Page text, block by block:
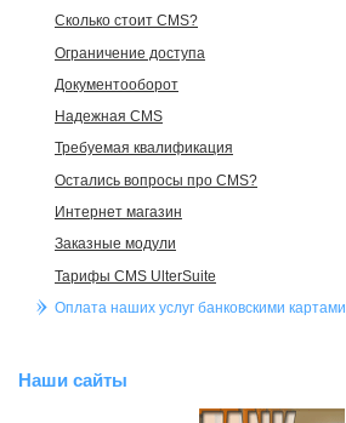
Сколько стоит CMS?
Ограничение доступа
Документооборот
Надежная CMS
Требуемая квалификация
Остались вопросы про CMS?
Интернет магазин
Заказные модули
Тарифы CMS UlterSuite
Оплата наших услуг банковскими картами
Наши сайты